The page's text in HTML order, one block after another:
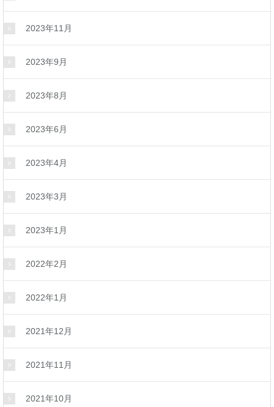
2023年11月
2023年9月
2023年8月
2023年6月
2023年4月
2023年3月
2023年1月
2022年2月
2022年1月
2021年12月
2021年11月
2021年10月